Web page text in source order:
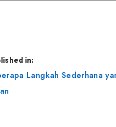
in:
Langkah Sederhana